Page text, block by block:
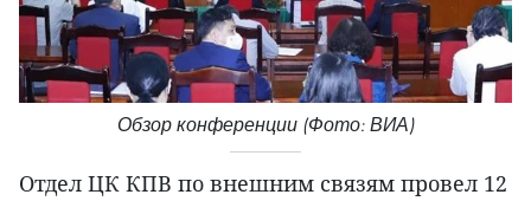
Обзор конференции (Фото: ВИА)
Отдел ЦК КПВ по внешним связям провел 12